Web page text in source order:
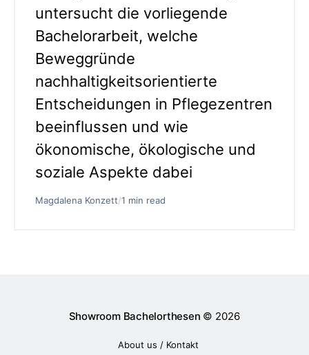
untersucht die vorliegende
Bachelorarbeit, welche
Beweggründe
nachhaltigkeitsorientierte
Entscheidungen in Pflegezentren
beeinflussen und wie
ökonomische, ökologische und
soziale Aspekte dabei
Magdalena Konzett/1 min read
Showroom Bachelorthesen © 2026
About us / Kontakt